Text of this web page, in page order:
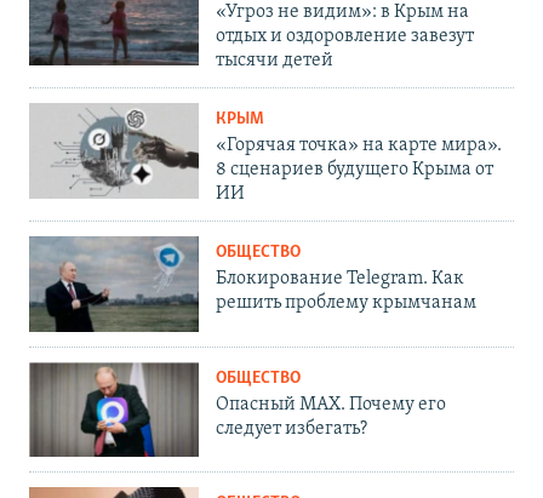
«Угроз не видим»: в Крым на
отдых и оздоровление завезут
тысячи детей
КРЫМ
«Горячая точка» на карте мира».
8 сценариев будущего Крыма от
ИИ
ОБЩЕСТВО
Блокирование Telegram. Как
решить проблему крымчанам
ОБЩЕСТВО
Опасный MAX. Почему его
следует избегать?